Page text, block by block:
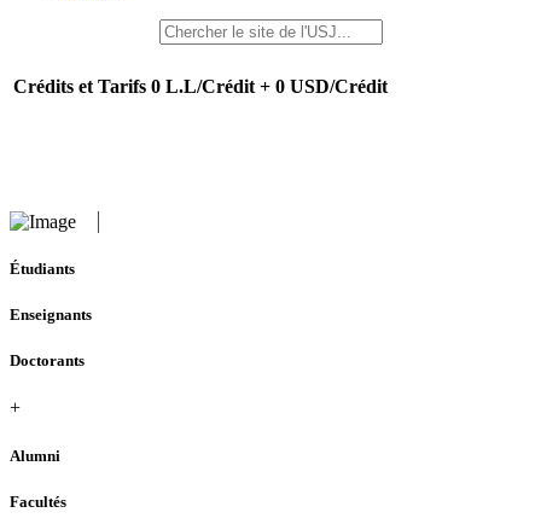
Crédits et Tarifs 0 L.L/Crédit + 0 USD/Crédit
Étudiants
Enseignants
Doctorants
+
Alumni
Facultés